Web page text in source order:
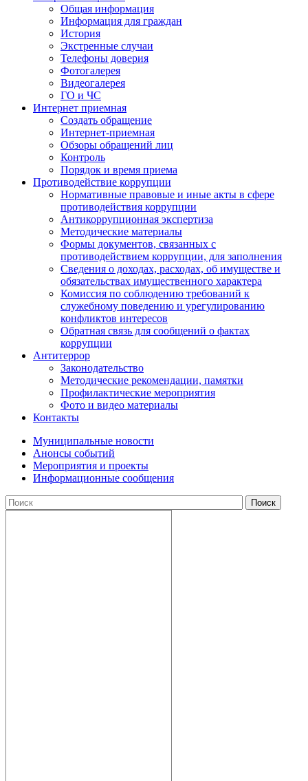
Общая информация
Информация для граждан
История
Экстренные случаи
Телефоны доверия
Фотогалерея
Видеогалерея
ГО и ЧС
Интернет приемная
Создать обращение
Интернет-приемная
Обзоры обращений лиц
Контроль
Порядок и время приема
Противодействие коррупции
Нормативные правовые и иные акты в сфере
противодействия коррупции
Антикоррупционная экспертиза
Методические материалы
Формы документов, связанных с
противодействием коррупции, для заполнения
Сведения о доходах, расходах, об имуществе и
обязательствах имущественного характера
Комиссия по соблюдению требований к
служебному поведению и урегулированию
конфликтов интересов
Обратная связь для сообщений о фактах
коррупции
Антитеррор
Законодательство
Методические рекомендации, памятки
Профилактические мероприятия
Фото и видео материалы
Контакты
Муниципальные новости
Анонсы событий
Мероприятия и проекты
Информационные сообщения